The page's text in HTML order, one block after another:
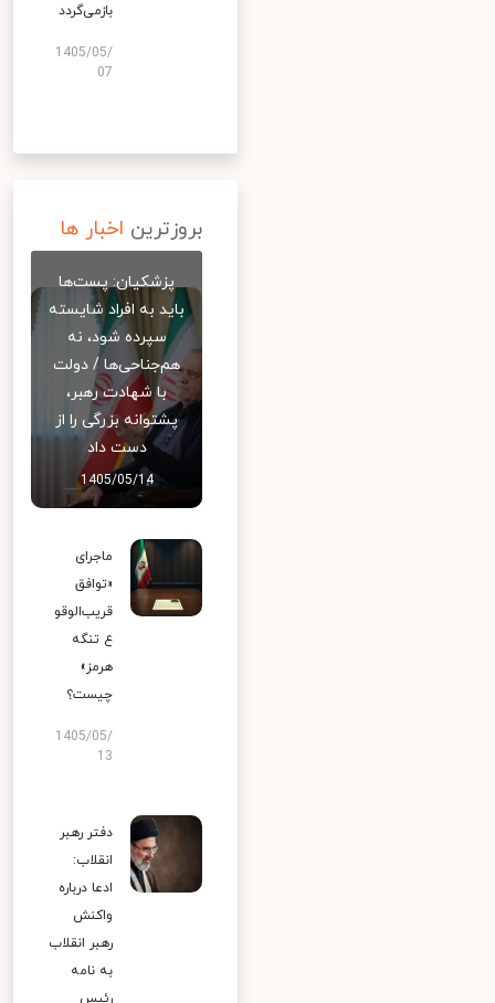
بازمی‌گردد
1405/05/
07
بروزترین اخبار ها
پزشکیان: پست‌ها
باید به افراد شایسته
سپرده شود، نه
هم‌جناحی‌ها / دولت
با شهادت رهبر،
پشتوانه بزرگی را از
دست داد
1405/05/14
ماجرای
«توافق
قریب‌الوقو
ع تنگه
هرمز»
چیست؟
1405/05/
13
دفتر رهبر
انقلاب:
ادعا درباره
واکنش
رهبر انقلاب
به نامه
رئیس